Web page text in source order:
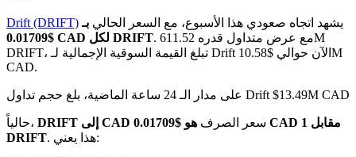
العقود الآجلة لـ COIN-M
العقود الآجلة للعملات المشفرة
TradFi
مشتقات الأسهم والعملات الأجنبية والمعادن الثمينة والسلع
Drift (DRIFT) يشهد اتجاه صعودي هذا الأسبوع، مع السعر الحالي بـ
$0.01709 CAD لكل DRIFT. مع عرض متداول قدره 611.52M
DRIFT، تبلغ القيمة السوقية الإجمالية لـ Drift الآن حوالي $10.58M
CAD.
على مدار الـ 24 ساعة الماضية، بلغ حجم تداول Drift $13.49M CAD
حالياً، DRIFT إلى CAD سعر الصرف
هو $0.01709 CAD مقابل 1
DRIFT
. هذا يعني: